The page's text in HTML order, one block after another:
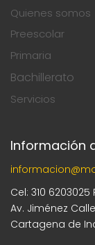
Quienes somos
Preescolar
Primaria
Bachillerato
Servicios
Información
Cel: 310
Av. Jiménez
Cartagena de